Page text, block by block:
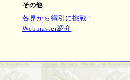
その他
各界から綱引に挑戦！
Webmaster紹介